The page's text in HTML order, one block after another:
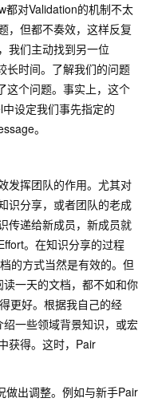
都对Validation的机制不太
，但都不奏效，这样反复
我们主动找到另一位
长时间。了解我们的问题
这个问题。事实上，这个
设定我们事先指定的
。
发挥团队的作用。尤其对
识分享，或者团队的老成
传递给新成员，新成员就
。在知识分享的过程
的方式当然是有效的。但
一天的文档，都不如和你
更好。根据我自己的经
一些领域背景知识，或宏
获得。这时，Pair
做出调整。例如与新手Pair